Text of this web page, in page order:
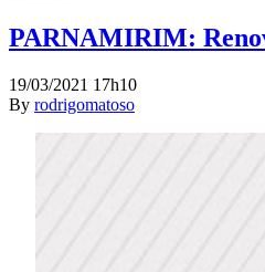
PARNAMIRIM:
19/03/2021 17h10
By rodrigomatoso